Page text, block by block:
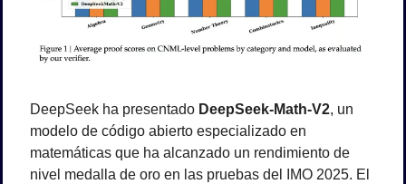
DeepSeek ha presentado DeepSeek-Math-V2, un
modelo de código abierto especializado en
matemáticas que ha alcanzado un rendimiento de
nivel medalla de oro en las pruebas del IMO 2025. El